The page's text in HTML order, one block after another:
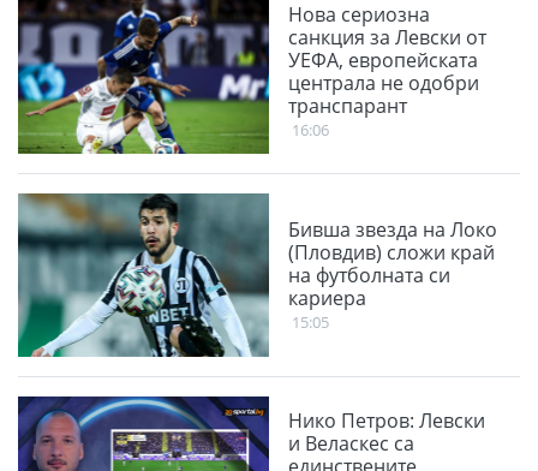
Нова сериозна
санкция за Левски от
УЕФА, европейската
централа не одобри
транспарант
16:06
Бивша звезда на Локо
(Пловдив) сложи край
на футболната си
кариера
15:05
Нико Петров: Левски
и Веласкес са